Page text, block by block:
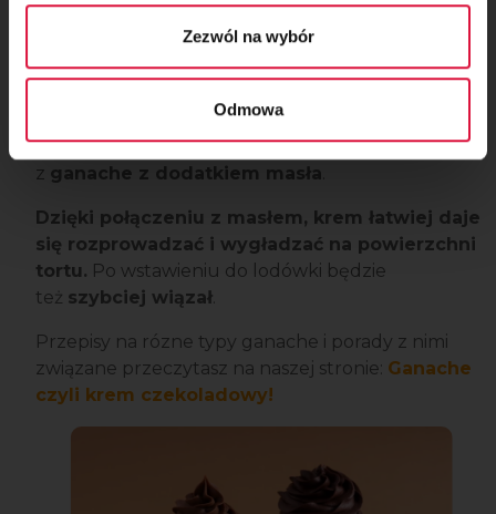
Zezwól na wybór
Odmowa
wersji, czyli przygotowany na samej śmietance
i czekoladzie.
Jeśli jednak masz mniej doświadczenia
w tynkowaniu łatwiej będzie Ci się pracowało
z ganache z dodatkiem masła
Dzięki połączeniu z masłem, krem łatwiej daje
się rozprowadzać i wygładzać na powierzchni
tortu. Po wstawieniu do lodówki będzie
też szybciej wiązał.
Przepisy na rózne typy ganache i porady z nimi
związane przeczytasz na naszej stronie: Ganache
czyli krem czekoladowy!